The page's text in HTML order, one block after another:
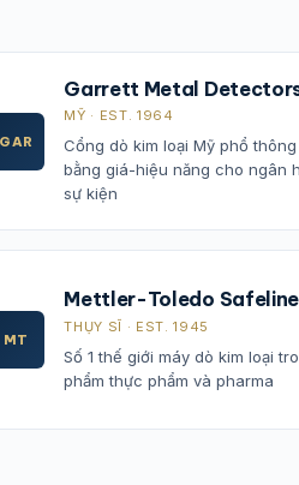
GAR
Garrett Metal
MỸ · EST. 1964
Cổng dò kim loại Mỹ phổ
bằng giá-hiệu năng cho ngân
sự kiện
MT
Mettler-Toledo Safeline
THỤY SĨ · EST. 1945
Số 1 thế giới máy dò kim loại
phẩm thực phẩm và pharma